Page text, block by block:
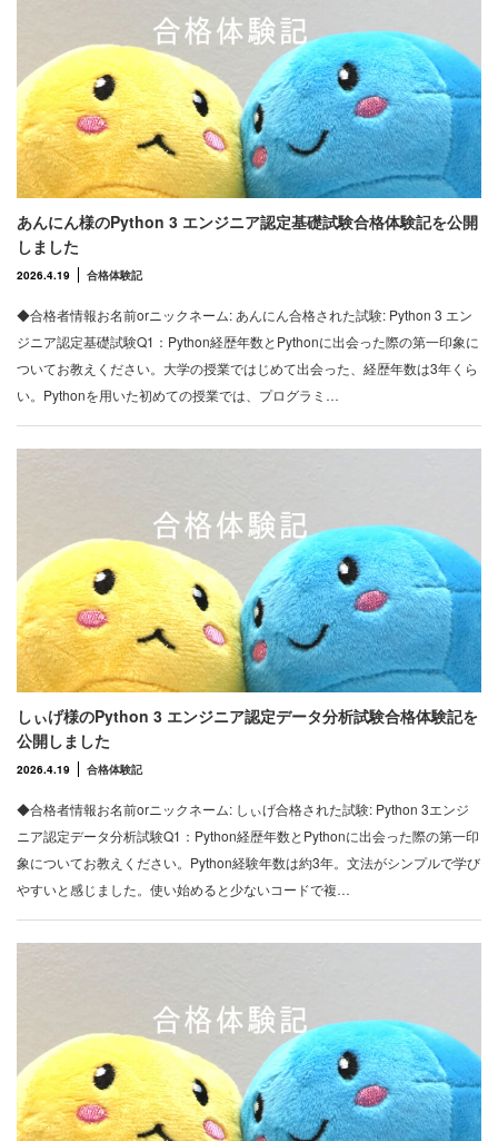
あんにん様のPython 3 エンジニア認定基礎試験合格体験記を公開
しました
2026.4.19 合格体験記
◆合格者情報お名前orニックネーム: あんにん合格された試験: Python 3 エン
ジニア認定基礎試験Q1：Python経歴年数とPythonに出会った際の第一印象に
ついてお教えください。大学の授業ではじめて出会った、経歴年数は3年くら
い。Pythonを用いた初めての授業では、プログラミ…
しぃげ様のPython 3 エンジニア認定データ分析試験合格体験記を
公開しました
2026.4.19 合格体験記
◆合格者情報お名前orニックネーム: しぃげ合格された試験: Python 3エンジ
ニア認定データ分析試験Q1：Python経歴年数とPythonに出会った際の第一印
象についてお教えください。Python経験年数は約3年。文法がシンプルで学び
やすいと感じました。使い始めると少ないコードで複…